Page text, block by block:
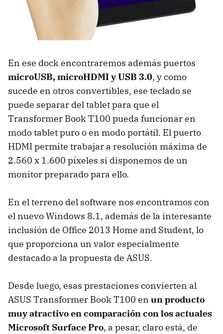
En ese dock encontraremos además puertos
microUSB, microHDMI y USB 3.0, y como
sucede en otros convertibles, ese teclado se
puede separar del tablet para que el
Transformer Book T100 pueda funcionar en
modo tablet puro o en modo portátil. El puerto
HDMI permite trabajar a resolución máxima de
2.560 x 1.600 píxeles si disponemos de un
monitor preparado para ello.
En el terreno del software nos encontramos con
el nuevo Windows 8.1, además de la interesante
inclusión de Office 2013 Home and Student, lo
que proporciona un valor especialmente
destacado a la propuesta de ASUS.
Desde luego, esas prestaciones convierten al
ASUS Transformer Book T100 en un producto
muy atractivo en comparación con los actuales
Microsoft Surface Pro, a pesar, claro está, de